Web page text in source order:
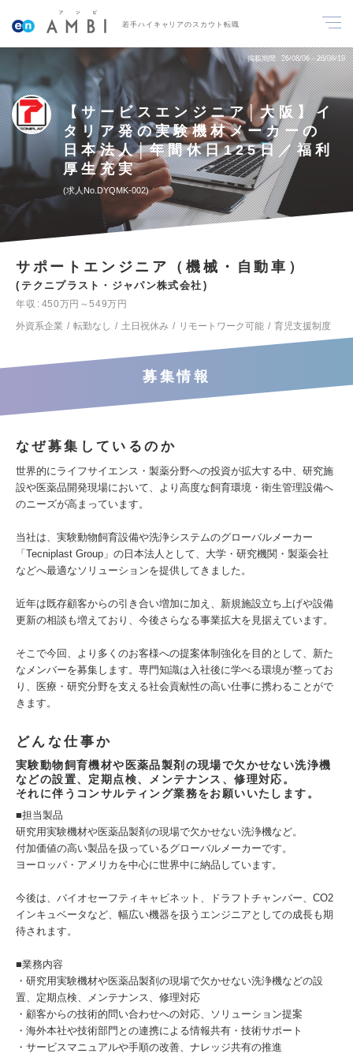
若手ハイキャリアのスカウト転職
掲載期間 26/08/06～26/08/19
【サービスエンジニア│大阪】イ
タリア発の実験機材メーカーの
日本法人│年間休日125日／福利
厚生充実
求人No.DYQMK-002
サポートエンジニア（機械・自動車）
テクニプラスト・ジャパン株式会社
年収
450万円～549万円
外資系企業
転勤なし 土日祝休み リモートワーク可能 育児支援制度
募集情報
なぜ募集しているのか
世界的にライフサイエンス・製薬分野への投資が拡大する中、研究施
設や医薬品開発現場において、より高度な飼育環境・衛生管理設備へ
のニーズが高まっています。
当社は、実験動物飼育設備や洗浄システムのグローバルメーカー
「Tecniplast Group」の日本法人として、大学・研究機関・製薬会社
などへ最適なソリューションを提供してきました。
近年は既存顧客からの引き合い増加に加え、新規施設立ち上げや設備
更新の相談も増えており、今後さらなる事業拡大を見据えています。
そこで今回、より多くのお客様への提案体制強化を目的として、新た
なメンバーを募集します。専門知識は入社後に学べる環境が整ってお
り、医療・研究分野を支える社会貢献性の高い仕事に携わることがで
きます。
どんな仕事か
実験動物飼育機材や医薬品製剤の現場で欠かせない洗浄機
などの設置、定期点検、メンテナンス、修理対応。
それに伴うコンサルティング業務をお願いいたします。
■担当製品
研究用実験機材や医薬品製剤の現場で欠かせない洗浄機など。
付加価値の高い製品を扱っているグローバルメーカーです。
ヨーロッパ・アメリカを中心に世界中に納品しています。
今後は、バイオセーフティキャビネット、ドラフトチャンバー、CO2
インキュベータなど、幅広い機器を扱うエンジニアとしての成長も期
待されます。
■業務内容
・研究用実験機材や医薬品製剤の現場で欠かせない洗浄機などの設
置、定期点検、メンテナンス、修理対応
・顧客からの技術的問い合わせへの対応、ソリューション提案
・海外本社や技術部門との連携による情報共有・技術サポート
・サービスマニュアルや手順の改善、ナレッジ共有の推進